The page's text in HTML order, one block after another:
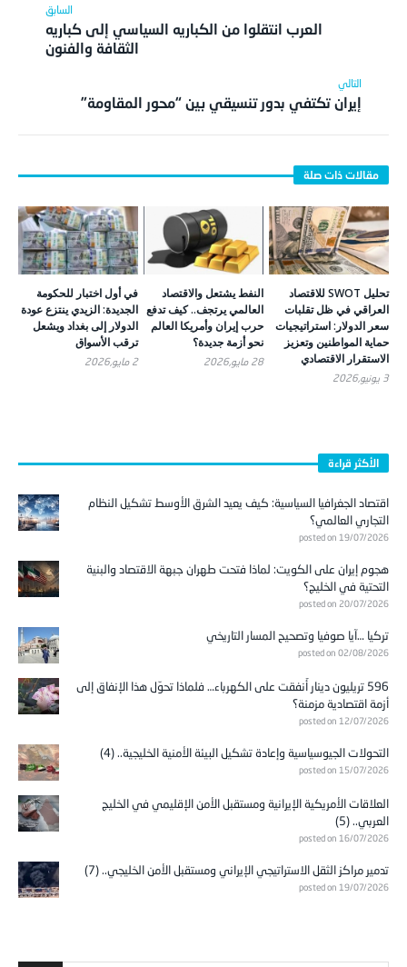
العرب انتقلوا من الكباريه السياسي إلى كباريه
الثقافة والفنون
إيران تكتفي بدور تنسيقي بين “محور المقاومة”
تحليل SWOT للاقتصاد
العراقي في ظل تقلبات
سعر الدولار: استراتيجيات
حماية المواطنين وتعزيز
الاستقرار الاقتصادي
3 يونيو,2026
النفط يشتعل والاقتصاد
العالمي يرتجف.. كيف تدفع
حرب إيران وأمريكا العالم
نحو أزمة جديدة؟
28 مايو,2026
في أول اختبار للحكومة
الجديدة: الزيدي ينتزع عودة
الدولار إلى بغداد ويشعل
ترقب الأسواق
2 مايو,2026
الأكثر قراءة
اقتصاد الجغرافيا السياسية: كيف يعيد الشرق الأوسط تشكيل النظام
التجاري العالمي؟
posted on 19/07/2026
هجوم إيران على الكويت: لماذا فتحت طهران جبهة الاقتصاد والبنية
التحتية في الخليج؟
posted on 20/07/2026
تركيا …آيا صوفيا وتصحيح المسار التاريخي
posted on 02/08/2026
596 تريليون دينار أُنفقت على الكهرباء… فلماذا تحوّل هذا الإنفاق إلى
أزمة اقتصادية مزمنة؟
posted on 12/07/2026
التحولات الجيوسياسية وإعادة تشكيل البيئة الأمنية الخليجية.. (4)
posted on 15/07/2026
العلاقات الأمريكية الإيرانية ومستقبل الأمن الإقليمي في الخليج
العربي.. (5)
posted on 16/07/2026
تدمير مراكز الثقل الاستراتيجي الإيراني ومستقبل الأمن الخليجي.. (7)
posted on 19/07/2026